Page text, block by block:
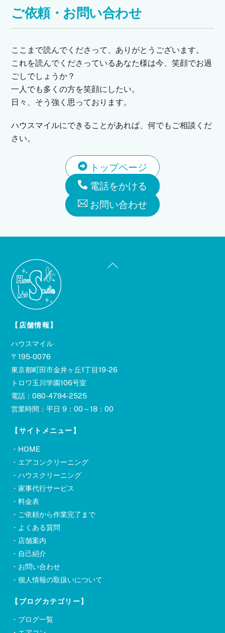
ご依頼・お問い合わせ
ここまで読んでくださって、ありがとうございます。
これを読んでくださっているあなた様は今、笑顔でお過
ごしでしょうか？
一人でも多くの方を笑顔にしたい。
日々、そう強く思っております。
ハウスマイルにできることがあれば、何でもご相談くだ
さい。
トップページ
電話をかける
お問い合わせ
Back
【店舗情報】
ハウスマイル
〒195-0076
東京都町田市金井ヶ丘1丁目19-26
トロワ玉川学園106号室
電話：080-4794-2525
営業時間：平日 9：00～18：00
【サイトメニュー】
・ HOME
・ エアコンクリーニング
・ハウスクリーニング
・家事代行サービス
・料金表
・ ご依頼から作業完了まで
・ よくある質問
・ 店舗案内
・ 自己紹介
・ お問い合わせ
・個人情報の取扱いについて
【ブログカテゴリー】
・ブログ一覧